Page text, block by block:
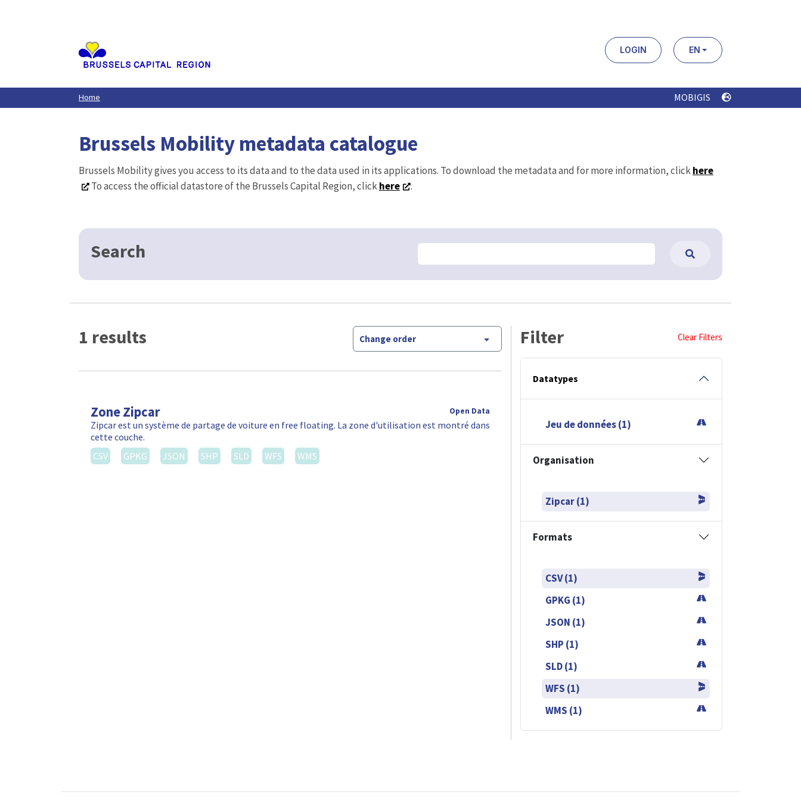
LOGIN EN
Home MOBIGIS
Brussels Mobility metadata catalogue
Brussels Mobility gives you access to its data and to the data used in its applications. To download the metadata and for more information, clickhere
To access the official datastore of the Brussels Capital Region, clickhere .
Search
1 results Change order
Zone Zipcar Open Data
Zipcar est un système de partage de voiture en free floating. La zone d'utilisation est montré dans
cette couche.
CSV
GPKG JSON SHP SLD WFS WMS
Filter Clear Filters
Datatypes
Jeu de données (1)
Organisation
Zipcar (1)
Formats
CSV (1)
GPKG (1)
JSON (1)
SHP (1)
SLD (1)
WFS (1)
WMS (1)